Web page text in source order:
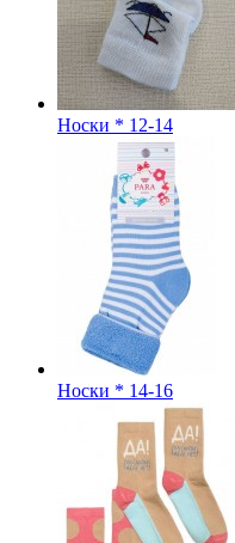
Носки * 12-14
Носки * 14-16